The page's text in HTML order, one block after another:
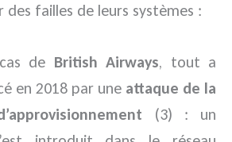
des failles de leurs systèmes :
de British Airways, tout a
en 2018 par une attaque de la
(3) : un